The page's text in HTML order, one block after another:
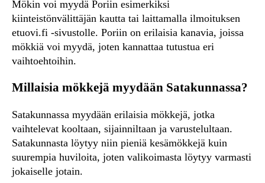
Mökin voi myydä Poriin esimerkiksi
kiinteistönvälittäjän kautta tai laittamalla ilmoituksen
etuovi.fi -sivustolle. Poriin on erilaisia kanavia, joissa
mökkiä voi myydä, joten kannattaa tutustua eri
vaihtoehtoihin.
Millaisia mökkejä myydään Satakunnassa?
Satakunnassa myydään erilaisia mökkejä, jotka
vaihtelevat kooltaan, sijainniltaan ja varustelultaan.
Satakunnasta löytyy niin pieniä kesämökkejä kuin
suurempia huviloita, joten valikoimasta löytyy varmasti
jokaiselle jotain.